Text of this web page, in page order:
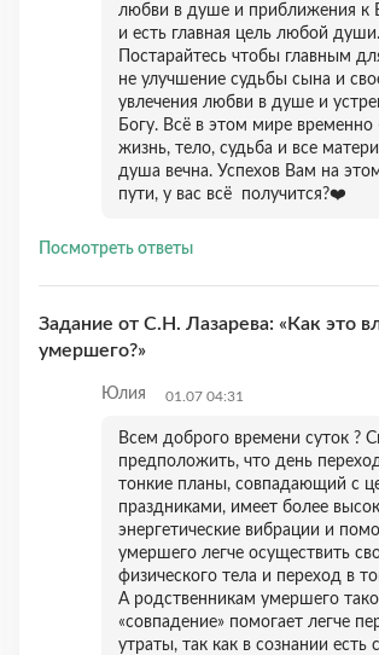
любви в душе и приближения к
и есть главная цель любой души.
Постарайтесь чтобы главным
не улучшение судьбы сына и
увлечения любви в душе и
Богу. Всё в этом мире временно
жизнь, тело, судьба и все
душа вечна. Успехов Вам на
пути, у вас всё получится?❤️
Посмотреть ответы
Задание от С.Н. Лазарева: «Как это
умершего?»
Юлия 01.07 04:31
Всем доброго времени суток ?
предположить, что день
тонкие планы, совпадающий с
праздниками, имеет более
энергетические вибрации и
умершего легче осуществить
физического тела и переход в
А родственникам умершего
«совпадение» помогает легче
утраты, так как в сознании есть